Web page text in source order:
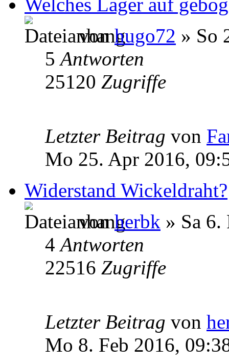
vonhugo72 » So
5Antworten
25120 Zugriffe
Letzter Beitrag von
Mo 25. Apr 2016,
Widerstand Wickeldraht?
vonherbk » Sa 6.
4Antworten
22516 Zugriffe
Letzter Beitrag von
Mo 8. Feb 2016,